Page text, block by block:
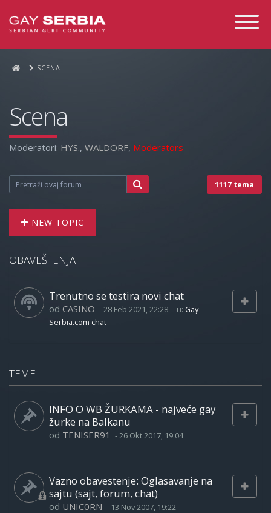
Toggle
SCENA
Scena
Moderatori: HYS., WALDORF, Moderators
1117 tema
NEW TOPIC
OBAVEŠTENJA
Trenutno se testira novi chat
od CASINO -28 Feb 2021, 22:28 - u: Gay-
Serbia.com chat
TEME
INFO O WB ŽURKAMA - najveće gay
žurke na Balkanu
od TENISER91 -26 Okt 2017, 19:04
Vazno obavestenje: Oglasavanje na
sajtu (sajt, forum, chat)
od UNIC0RN - 13 Nov 2007, 19:22